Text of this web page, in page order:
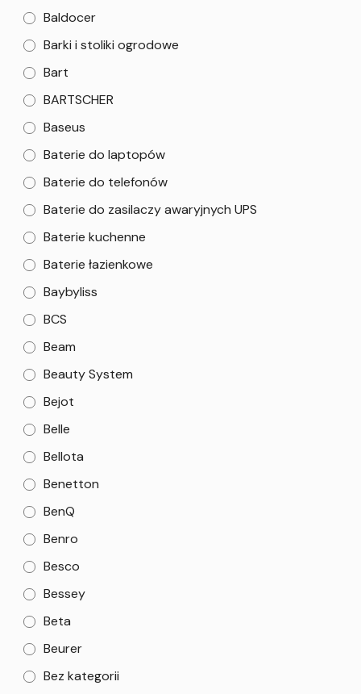
Baldocer
Barki i stoliki ogrodowe
Bart
BARTSCHER
Baseus
Baterie do laptopów
Baterie do telefonów
Baterie do zasilaczy awaryjnych UPS
Baterie kuchenne
Baterie łazienkowe
Baybyliss
BCS
Beam
Beauty System
Bejot
Belle
Bellota
Benetton
BenQ
Benro
Besco
Bessey
Beta
Beurer
Bez kategorii